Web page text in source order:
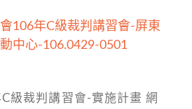
106年C級裁判講習會-屏東
中心-106.0429-0501
級裁判講習會-實施計畫 網